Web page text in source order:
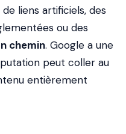
liens artificiels, des
ou des
chemin. Google a une
peut coller au
entièrement